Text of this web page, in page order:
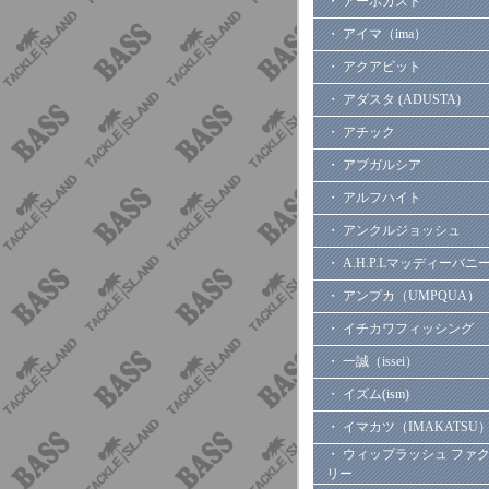
・ アイマ（ima）
・ アクアビット
・ アダスタ (ADUSTA)
・ アチック
・ アブガルシア
・ アルフハイト
・ アンクルジョッシュ
・ A.H.P.Lマッディーバニー
・ アンプカ（UMPQUA）
・ イチカワフィッシング
・ 一誠（issei）
・ イズム(ism)
・ イマカツ（IMAKATSU）
・ ウィップラッシュ ファ
リー